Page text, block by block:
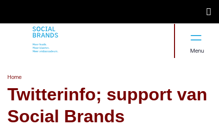
Menu
Home
Twitterinfo; support van
Social Brands